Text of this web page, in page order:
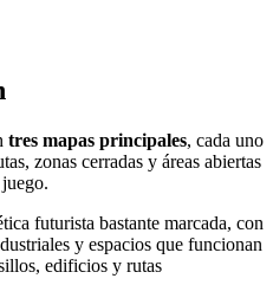
tres mapas principales, cada uno
zonas cerradas y áreas abiertas
futurista bastante marcada, con
y espacios que funcionan
edificios y rutas